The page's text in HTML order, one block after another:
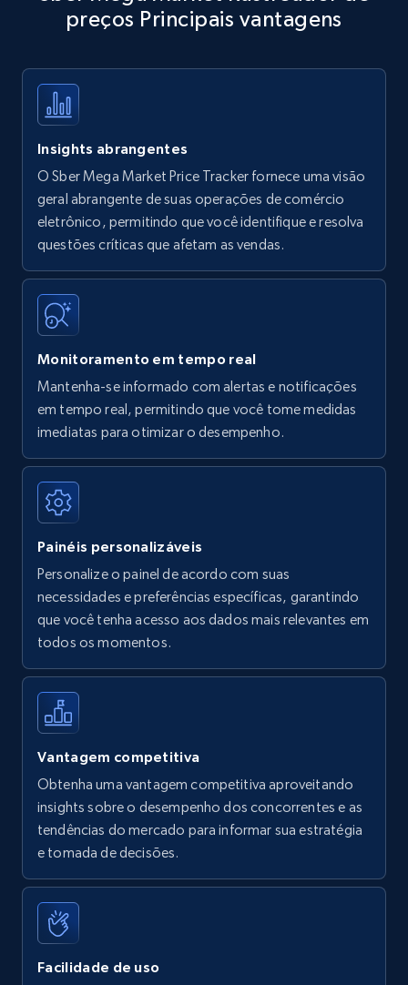
Title, Seller name, Brand, Description, Initial
35.3K+
Amazon products - find products by using
upc numbers
Title, Seller name, Brand, Description, Initial
price, Currency, Availability, Reviews count, and
35.3K+
Amazon Reviews
URL, Product name, Product rating, Product
Author name, Asin, and more.
7.4K+ 871+
Walmart - products
Specifications, Image urls, Top reviews, and
more.
5.6K+ 876+
Walmart - products - Find new products by
using specific category URL
URL, Final price, Sku, Currency, Gtin,
Specifications, Image urls, Top reviews, and
more.
preços Principais vantagens
Insights abrangentes
O Sber Mega Market Price Tracker fornece uma visão
geral abrangente de suas operações de comércio
eletrônico, permitindo que você identifique e resolva
questões críticas que afetam as vendas.
Monitoramento em tempo real
Mantenha-se informado com alertas e notificações
em tempo real, permitindo que você tome medidas
imediatas para otimizar o desempenho.
Painéis personalizáveis
Personalize o painel de acordo com suas
necessidades e preferências específicas, garantindo
que você tenha acesso aos dados mais relevantes em
todos os momentos.
Vantagem competitiva
Obtenha uma vantagem competitiva aproveitando
insights sobre o desempenho dos concorrentes e as
tendências do mercado para informar sua estratégia
e tomada de decisões.
Facilidade de uso